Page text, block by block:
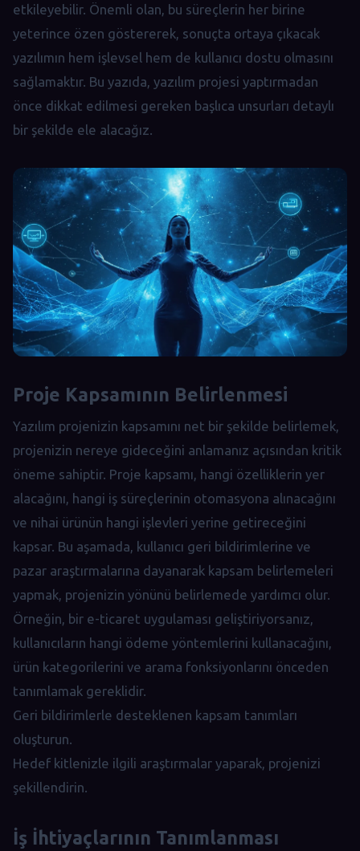
etkileyebilir. Önemli olan, bu süreçlerin her birine
yeterince özen göstererek, sonuçta ortaya çıkacak
yazılımın hem işlevsel hem de kullanıcı dostu olmasını
sağlamaktır. Bu yazıda, yazılım projesi yaptırmadan
önce dikkat edilmesi gereken başlıca unsurları detaylı
bir şekilde ele alacağız.
Proje Kapsamının Belirlenmesi
Yazılım projenizin kapsamını net bir şekilde belirlemek,
projenizin nereye gideceğini anlamanız açısından kritik
öneme sahiptir. Proje kapsamı, hangi özelliklerin yer
alacağını, hangi iş süreçlerinin otomasyona alınacağını
ve nihai ürünün hangi işlevleri yerine getireceğini
kapsar. Bu aşamada, kullanıcı geri bildirimlerine ve
pazar araştırmalarına dayanarak kapsam belirlemeleri
yapmak, projenizin yönünü belirlemede yardımcı olur.
Örneğin, bir e-ticaret uygulaması geliştiriyorsanız,
kullanıcıların hangi ödeme yöntemlerini kullanacağını,
ürün kategorilerini ve arama fonksiyonlarını önceden
tanımlamak gereklidir.
Geri bildirimlerle desteklenen kapsam tanımları
oluşturun.
Hedef kitlenizle ilgili araştırmalar yaparak, projenizi
şekillendirin.
İş İhtiyaçlarının Tanımlanması